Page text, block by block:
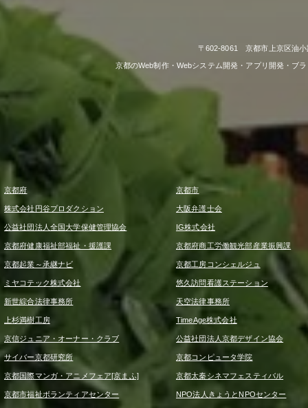
〒602-8061 京都市上京区油
京都のWeb制作・Webシステム開発・アプリ開発・ブ
京都府 京都市
株式会社円谷プロダクション 大阪弁護士会
公益社団法人全国大学保健管理協会 IG株式会社
京都府健康福祉部福祉・援護課 京都府商工労働観光部産業振興課
京都起業～承継ナビ 京都工房コンシェルジュ
ミヤコテック株式会社 悠久訪問看護ステーション
新世綜合法律事務所 天空法律事務所
上杉満樹工房 TimeAge株式会社
京信ジュニア・オーナー・クラブ 公益社団法人京都デザイン協会
サイバー京都研究所 京都コンピュータ学院
京都国際マンガ・アニメフェア[京まふ] 京都太秦シネマフェスティバル
京都市福祉ボランティアセンター NPO法人きょうとNPOセンター